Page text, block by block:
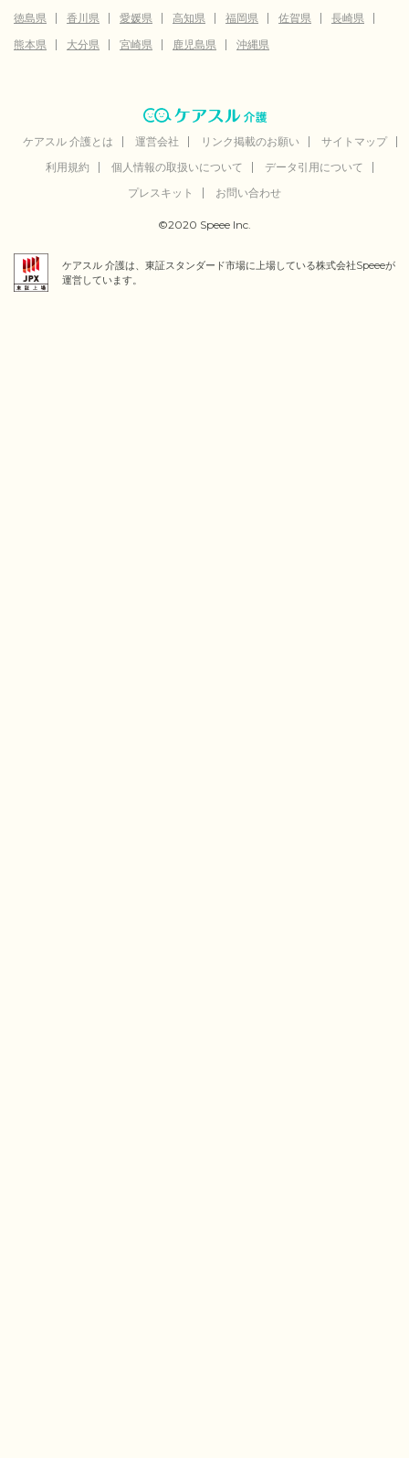
徳島県
香川県 愛媛県 高知県 福岡県 佐賀県
長崎県
熊本県
大分県 宮崎県 鹿児島県 沖縄県
ケアスル 介護とは 運営会社 リンク掲載のお願い
サイトマップ
利用規約
個人情報の取扱いについて
データ引用について
プレスキット
お問い合わせ
©2020 Speee Inc.
ケアスル 介護は、東証スタンダード市場に上場している株式会社Speeeが
運営しています。